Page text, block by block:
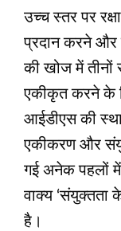
उच्च स्तर पर
प्रदान करने और
की खोज में
एकीकृत करने के
आईडीएस की
एकीकरण और
गई अनेक पहलों
वाक्य ‘संयुक्तता
है।